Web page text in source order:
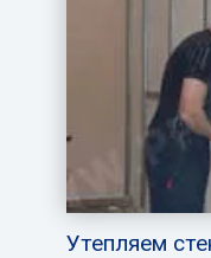
Утепляем